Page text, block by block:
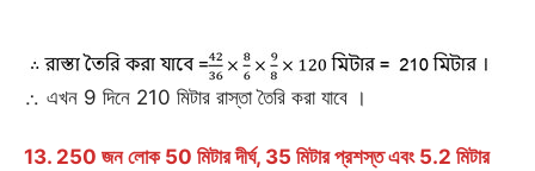
∴ এখন 9 দিনে 210 মিটার রাস্তা তৈরি করা যাবে ।
13. 250 জন লোক 50 মিটার দীর্ঘ, 35 মিটার প্রশস্ত এবং 5.2 মিটার